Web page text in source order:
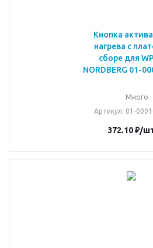
Кнопка
нагрева с
сборе для
NORDBERG 01-
Много
Артикул: 01-
372.10₽/